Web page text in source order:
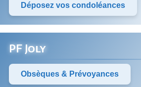
Déposez vos condoléances
PF Joly
Obsèques & Prévoyances